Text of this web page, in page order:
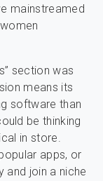
mainstreamed
section was
means its
software than
be thinking
in store.
apps, or
and join a niche